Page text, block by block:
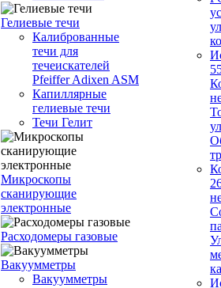
Гелиевые течи
Калиброванные
течи для
течеискателей
Pfeiffer Adixen ASM
Капиллярные
гелиевые течи
Течи Гелит
Микроскопы
сканирующие
электронные
Расходомеры газовые
Вакуумметры
Вакуумметры